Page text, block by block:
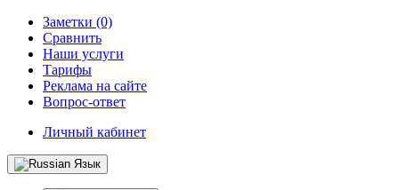
Заметки (0)
Сравнить
Наши услуги
Тарифы
Реклама на сайте
Вопрос-ответ
Личный кабинет
Язык